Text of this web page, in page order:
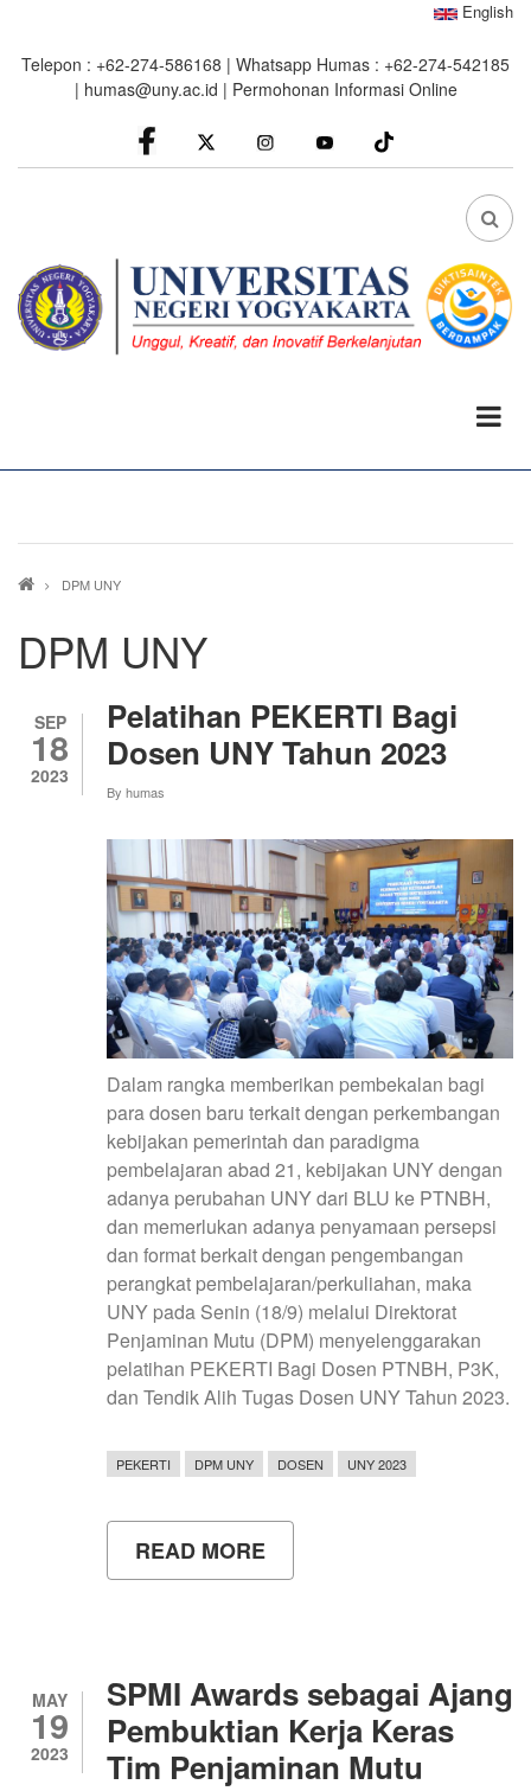
main
English
Telepon : +62-274-586168 | Whatsapp Humas : +62-274-542185
| humas@uny.ac.id | Permohonan Informasi Online
facebook
Instagram youtube
FA
Breadcrumb
DPM UNY
DPM UNY
SEP
18
2023
Pelatihan PEKERTI Bagi
Dosen UNY Tahun 2023
By humas
Dalam rangka memberikan pembekalan bagi
para dosen baru terkait dengan perkembangan
kebijakan pemerintah dan paradigma
pembelajaran abad 21, kebijakan UNY dengan
adanya perubahan UNY dari BLU ke PTNBH,
dan memerlukan adanya penyamaan persepsi
dan format berkait dengan pengembangan
perangkat pembelajaran/perkuliahan, maka
UNY pada Senin (18/9) melalui Direktorat
Penjaminan Mutu (DPM) menyelenggarakan
pelatihan PEKERTI Bagi Dosen PTNBH, P3K,
dan Tendik Alih Tugas Dosen UNY Tahun 2023.
PEKERTI DPM UNY DOSEN UNY 2023
READ MORE
PELATIHAN
TAHUN
2023
MAY
19
2023
SPMI Awards sebagai Ajang
Pembuktian Kerja Keras
Tim Penjaminan Mutu